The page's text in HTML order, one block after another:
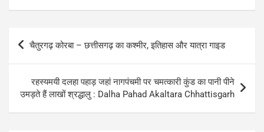
Postचैतुरगढ़ कोरबा – छत्तीसगढ़ का कश्मीर, इतिहास और यात्रा गाइड
रहस्यमयी दलहा पहाड़ जहां नागपंचमी पर चमत्कारी कुंड का पानी पीने
उमड़ते हैं लाखों श्रद्धालु : Dalha Pahad Akaltara Chhattisgarh